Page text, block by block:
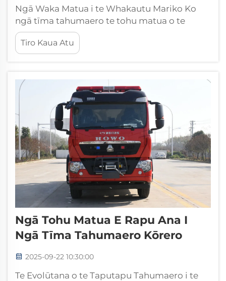
Ngā Waka Matua i te Whakautu Mariko Ko
ngā tīma tahumaero te tohu matua o te
whakautu mariko, e whakatairanga ana i te
tūmanako me te haumaru i ngā āhuatanga
poto. Ēnei waka kaha hei pokapōkai nui,
Tiro Kaua Atu
Ngā Tohu Matua E Rapu Ana I
Ngā Tīma Tahumaero Kōrero
2025-09-22 10:30:00
Te Evolūtana o te Taputapu Tahumaero i te